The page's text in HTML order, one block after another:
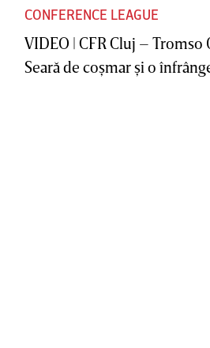
CONFERENCE LEAGUE
VIDEO | CFR Cluj – Tromso
Seară de coşmar şi o